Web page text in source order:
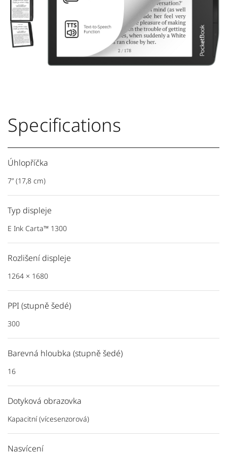
Specifications
Úhlopříčka
7” (17,8 cm)
Typ displeje
E Ink Carta™ 1300
Rozlišení displeje
1264 × 1680
PPI (stupně šedé)
300
Barevná hloubka (stupně šedé)
16
Dotyková obrazovka
Kapacitní (vícesenzorová)
Nasvícení